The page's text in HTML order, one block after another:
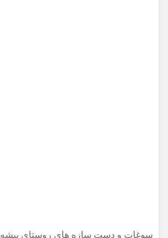
سوغات و دست سازه های روستای بیشه